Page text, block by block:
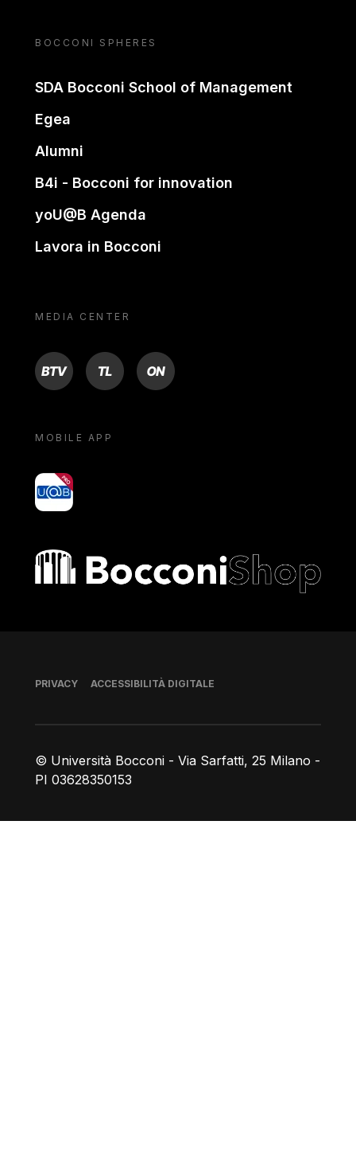
BOCCONI SPHERES
SDA Bocconi School of Management
Egea
Alumni
B4i - Bocconi for innovation
yoU@B Agenda
Lavora in Bocconi
MEDIA CENTER
BTV TL ON
MOBILE APP
yoU@B
Bocconi shop
© Università Bocconi - Via Sarfatti, 25 Milano -
PI 03628350153
Piè di pagina
PRIVACY ACCESSIBILITÀ DIGITALE